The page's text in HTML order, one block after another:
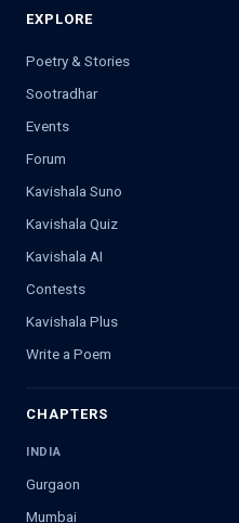
EXPLORE
Poetry & Stories
Sootradhar
Events
Forum
Kavishala Suno
Kavishala Quiz
Kavishala AI
Contests
Kavishala Plus
Write a Poem
CHAPTERS
INDIA
Gurgaon
Mumbai